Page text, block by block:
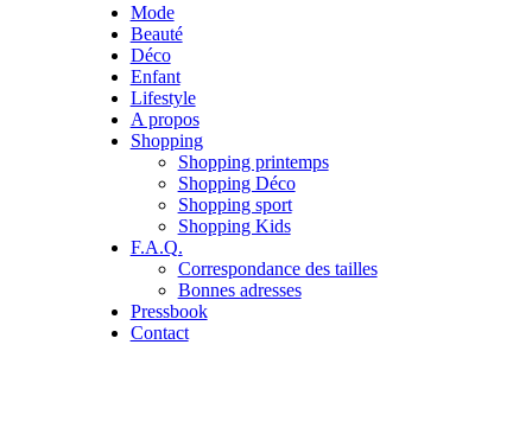
Mode
Beauté
Déco
Enfant
Lifestyle
A propos
Shopping
Shopping printemps
Shopping Déco
Shopping sport
Shopping Kids
F.A.Q.
Correspondance des tailles
Bonnes adresses
Pressbook
Contact